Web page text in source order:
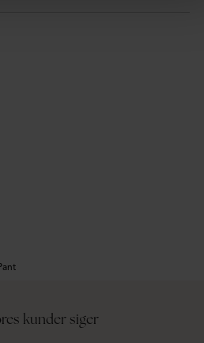
kunder siger